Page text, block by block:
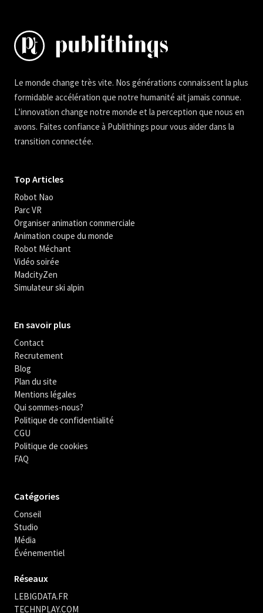
Le monde change très vite. Nos générations connaissent la plus
formidable accélération que notre humanité ait jamais connue.
L’innovation change notre monde et la perception que nous en
avons. Faites confiance à Publithings pour vous aider dans la
transition connectée.
Top Articles
Robot Nao
Parc VR
Organiser animation commerciale
Animation coupe du monde
Robot Méchant
Vidéo soirée
MadcityZen
Simulateur ski alpin
En savoir plus
Contact
Recrutement
Blog
Plan du site
Mentions légales
Qui sommes-nous?
Politique de confidentialité
CGU
Politique de cookies
FAQ
Catégories
Conseil
Studio
Média
Événementiel
Réseaux
LEBIGDATA.FR
TECHNPLAY.COM